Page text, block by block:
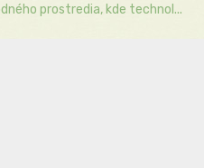
prostredia, kde technol...